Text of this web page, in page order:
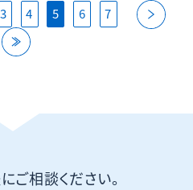
3 4 5 6 7
next
last
ご相談ください。